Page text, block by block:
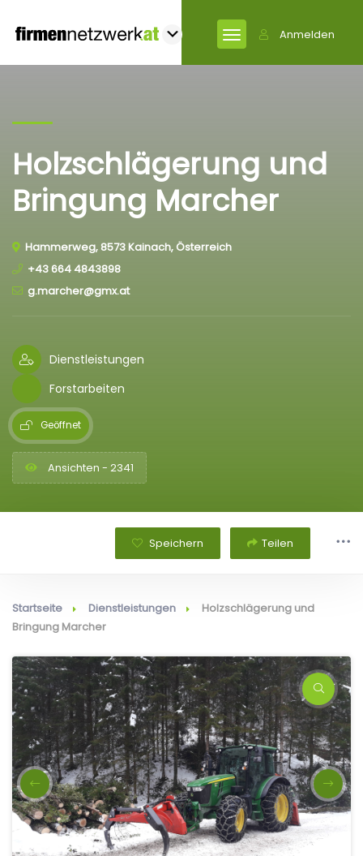
Anmelden
Holzschlägerung und
Bringung Marcher
Hammerweg, 8573 Kainach, Österreich
+43 664 4843898
g.marcher@gmx.at
Dienstleistungen
Forstarbeiten
Geöffnet
Ansichten - 2341
Speichern Teilen
Startseite Dienstleistungen
Holzschlägerung und
Bringung Marcher